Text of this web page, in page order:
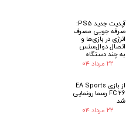
آپدیت جدید PS5:
صرفه جویی مصرف
انرژی در بازی‌ها و
اتصال دوال‌سنس
به چند دستگاه
۲۲ مرداد ۰۴
از بازی EA Sports
FC 26 رسما رونمایی
شد
۲۲ مرداد ۰۴